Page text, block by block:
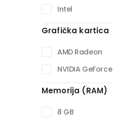
Intel
Grafička kartica
AMD Radeon
NVIDIA GeForce
Memorija (RAM)
8 GB